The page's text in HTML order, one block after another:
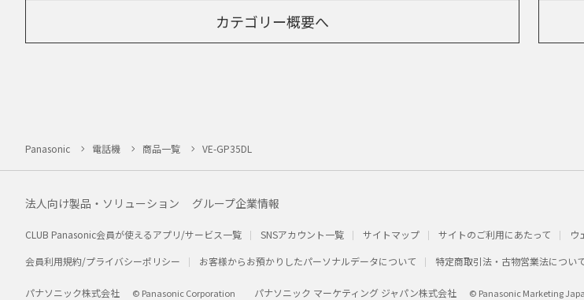
カテゴリー概要へ
Panasonic 電話機 商品一覧 VE-GP35DL
法人向け製品・ソリューション グループ企業情報
CLUB Panasonic会員が使えるアプリ/サービス一覧 SNSアカウント一覧 サイトマップ サイトのご利用にあたって ウ
会員利用規約/プライバシーポリシー
お客様からお預かりしたパーソナルデータについて 特定商取引法・古物営業法につい
パナソニック株式会社 © Panasonic Corporation パナソニック マーケティング ジャパン株式会社 © Panasonic Marketing